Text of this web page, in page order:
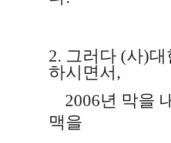
2. 그러다 (사)대
하시면서,
2006년 막을
맥을